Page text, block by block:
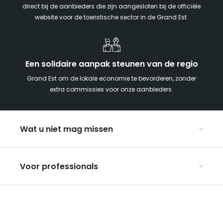
direct bij de aanbieders die zijn aangesloten bij de officiële
website voor de toeristische sector in de Grand Est.
Een solidaire aanpak steunen van de regio
Grand Est om de lokale economie te bevorderen, zonder
extra commissies voor onze aanbieders.
Wat u niet mag missen
Met z’n tweeën
Kerst in Oost-Frankrijk
Voor professionals